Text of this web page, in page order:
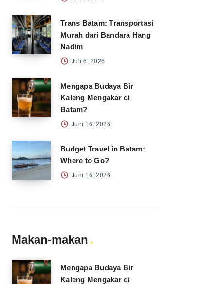
Trans Batam: Transportasi
Murah dari Bandara Hang
Nadim
Juli 6, 2026
Mengapa Budaya Bir
Kaleng Mengakar di
Batam?
Juni 16, 2026
Budget Travel in Batam:
Where to Go?
Juni 16, 2026
Makan-makan
Mengapa Budaya Bir
Kaleng Mengakar di